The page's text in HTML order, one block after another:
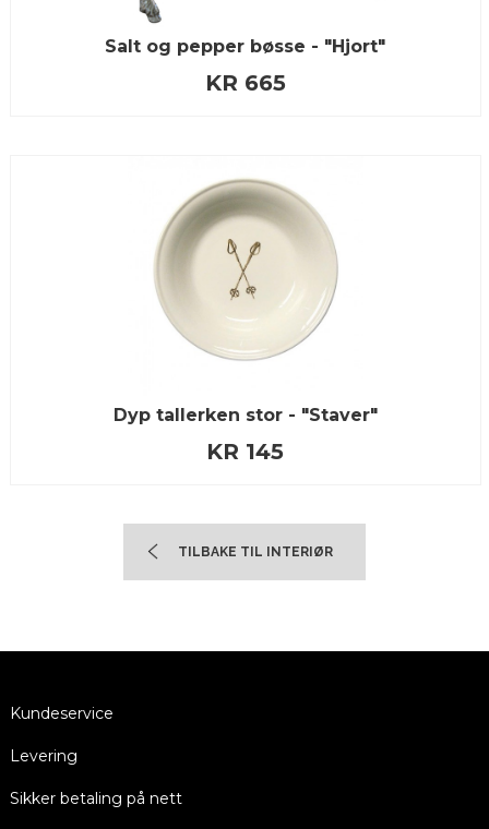
Salt og pepper bøsse - "Hjort"
KR 665
Dyp tallerken stor - "Staver"
KR 145
TILBAKE TIL INTERIØR
Kundeservice
Levering
Sikker betaling på nett